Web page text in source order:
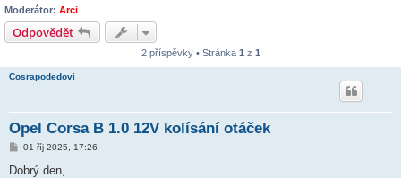
Moderátor: Arci
Odpovědět
2 příspěvky • Stránka 1 z 1
Cosrapodedovi
Opel Corsa B 1.0 12V kolísání otáček
P
í
01 říj 2025, 17:26
Dobrý den,